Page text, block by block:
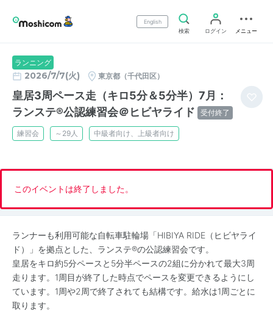
English
検索
ログイン メニュー
ランニング
2026/7/7(火) 東京都（千代田区）
皇居3周ペース走（キロ5分＆5分半）7月：
ランステ®公認練習会＠ヒビヤライド
受付終了
練習会 ～29人 中級者向け、上級者向け
このイベントは終了しました。
ランナーも利用可能な自転車駐輪場「HIBIYA RIDE（ヒビヤライ
ド）」を拠点とした、ランステ®の公認練習会です。
皇居をキロ約5分ペースと5分半ペースの2組に分かれて最大3周
走ります。1周目が終了した時点でペースを変更できるようにし
ています。1周や2周で終了されても結構です。給水は1周ごとに
取ります。